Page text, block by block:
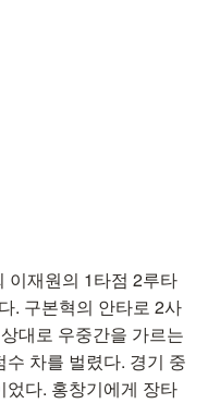
이재원의 1타점 2루타
. 구본혁의 안타로 2사
대로 우중간을 가르는
차를 벌렸다. 경기 중
다. 홍창기에게 장타